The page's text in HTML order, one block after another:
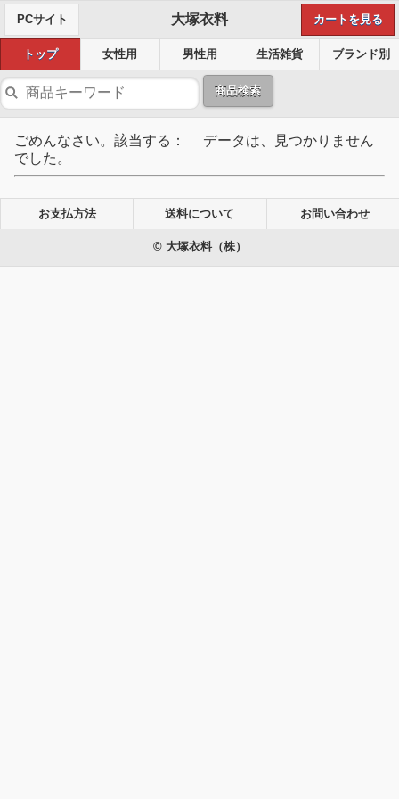
PCサイト 大塚衣料 カートを見る
トップ 女性用 男性用 生活雑貨 ブランド別
商品検索
ごめんなさい。該当する： データは、見つかりません
でした。
お支払方法 送料について お問い合わせ
© 大塚衣料（株）